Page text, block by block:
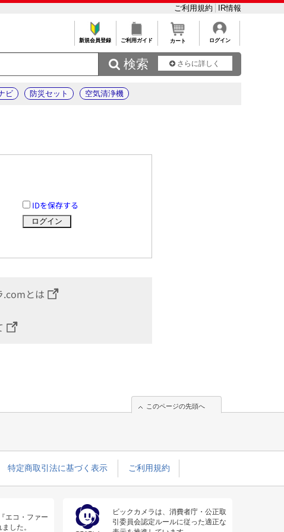
ご利用規約 IR情報
新規会員登録 ご利用ガイド カート ログイン
 検索 さらに詳しく
ビ 防災セット 空気清浄機
IDを保存する
.comとは
このページの先頭へ
特定商取引法に基づく表示 ご利用規約
エコ・ファー
した。
ビックカメラは、消費者庁・公正取
引委員会認定ルールに従った適正な